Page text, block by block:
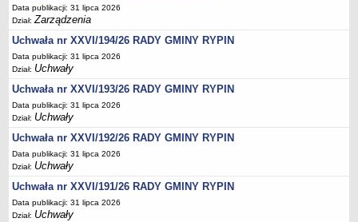
Regulamin naboru na wolne stanowiska urzędnicze
Ogłoszenia o naborze na wolne stanowiska urzędnicze
wolne stanowiska urzędnicze
Wyniki naboru na wolne stanowiska urzędnicze
Petycje
Sygnaliści
Raporty o stanie dostępności
Wnioski
WŁADZE I STRUKTURA
Data publikacji: 31 lipca 2026
Dział:Zarządzenia
Uchwała nr XXVI/194/26 RADY GMINY RYPIN
Data publikacji: 31 lipca 2026
Dział: Uchwały
Uchwała nr XXVI/193/26 RADY GMINY RYPIN
Data publikacji: 31 lipca 2026
Dział: Uchwały
Uchwała nr XXVI/192/26 RADY GMINY RYPIN
Data publikacji: 31 lipca 2026
Dział: Uchwały
Uchwała nr XXVI/191/26 RADY GMINY RYPIN
Data publikacji: 31 lipca 2026
Dział: Uchwały